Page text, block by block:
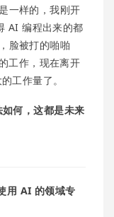
一样的，我刚开
AI 编程出来的都
脸被打的啪啪
工作，现在离开
工作量了。
何，这都是未来
用 AI 的领域专